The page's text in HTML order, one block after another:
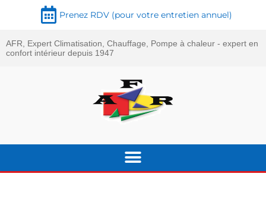
Prenez RDV (pour votre entretien annuel)
AFR, Expert Climatisation, Chauffage, Pompe à chaleur - expert en
confort intérieur depuis 1947